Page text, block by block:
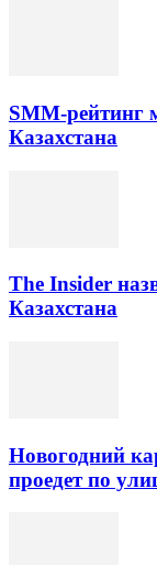
SMM-рейтинг
Казахстана
The Insider
Казахстана
Новогодний
проедет по